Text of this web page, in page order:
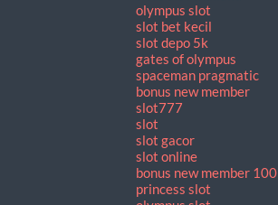
olympus slot
slot bet kecil
slot depo 5k
gates of olympus
spaceman pragmatic
bonus new member
slot777
slot
slot gacor
slot online
bonus new member 100
princess slot